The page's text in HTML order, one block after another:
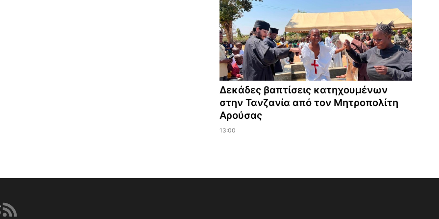
Δεκάδες βαπτίσεις κατηχουμένων
στην Τανζανία από τον Μητροπολίτη
Αρούσας
13:00